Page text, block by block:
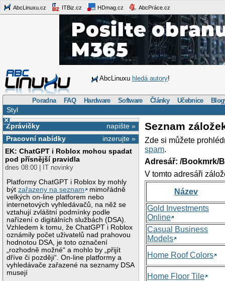
AbcLinuxu.cz ITBiz.cz HDmag.cz AbcPráce.cz
AbcLinuxu hledá autory!
Poradna FAQ Hardware Software Články Učebnice
Styl
×
napište »
Zprávičky
inzerujte »
Pracovní nabídky
EK: ChatGPT i Roblox mohou spadat
pod přísnější pravidla
dnes 08:00 | IT novinky
Platformy ChatGPT i Roblox by mohly
býtzařazeny na seznam
mimořádně
velkých on-line platforem nebo
internetových vyhledávačů, na něž se
vztahují zvláštní podmínky podle
nařízení o digitálních službách (DSA).
Vzhledem k tomu, že ChatGPT i Roblox
oznámily počet uživatelů nad prahovou
hodnotou DSA, je toto označení
„rozhodně možné“ a mohlo by „přijít
dříve či později“. On-line platformy a
vyhledávače zařazené na seznamy DSA
musejí
Seznam
Zde si můžete
spam.
Adresář: /Bookmrk/
V tomto adresáři
Název
Gold Investments
Online
Casual Business
Models
Home Roof Colors
Home Floor Tile